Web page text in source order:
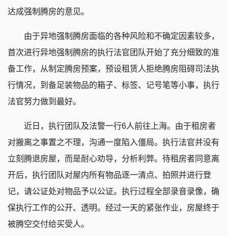
达成强制腾房的意见。
由于异地强制腾房面临的各种风险和不确定因素较多，
首次进行异地强制腾房的执行法官团队开始了充分细致的准
备工作，从制定腾房预案，预设租赁人拒绝腾房阻碍司法执
行情况，到备足装物品的箱子、标签、记号笔等小事，执行
法官努力做到最好。
近日，执行团队及法警一行6人前往上海。由于租房者
对搬离之事置之不理，沟通一度陷入僵局。执行法官并没有
立刻腾退房屋，而是耐心劝导，分析利弊。待租房者同意离
开后，执行团队对屋内所有物品逐一清点、拍照并进行登
记，请公证处对物品予以公证。执行过程全部录音录像，确
保执行工作的公开、透明。经过一天的紧张作业，房屋终于
被腾空交付给买受人。